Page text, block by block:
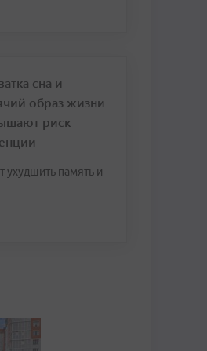
сна и
образ жизни
риск
ухудшить память и